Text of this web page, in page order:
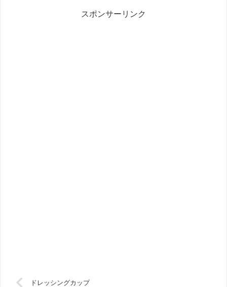
のあて布との違い】アイロンに装着する新発想！ 従来...
スポンサーリンク
ドレッシングカップ